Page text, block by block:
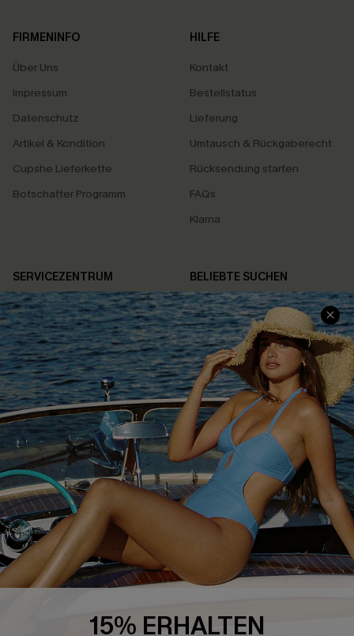
FIRMENINFO
Über Uns
Impressum
Datenschutz
Artikel & Kondition
Cupshe Lieferkette
Botschafter Programm
HILFE
Kontakt
Bestellstatus
Lieferung
Umtausch & Rückgaberecht
Rücksendung starten
FAQs
Klarna
SERVICEZENTRUM
Größenguide
Geschenkkarte
Treueprogramm
Affiliate Programm
BELIEBTE SUCHEN
Bauchweg
High-Waist
Sommerkleider
Blau-Weiß
4.4
CUPSHE-APP HERUNTERLADEN
FOLGEN SIE UNS AUF
15% ERHALTEN